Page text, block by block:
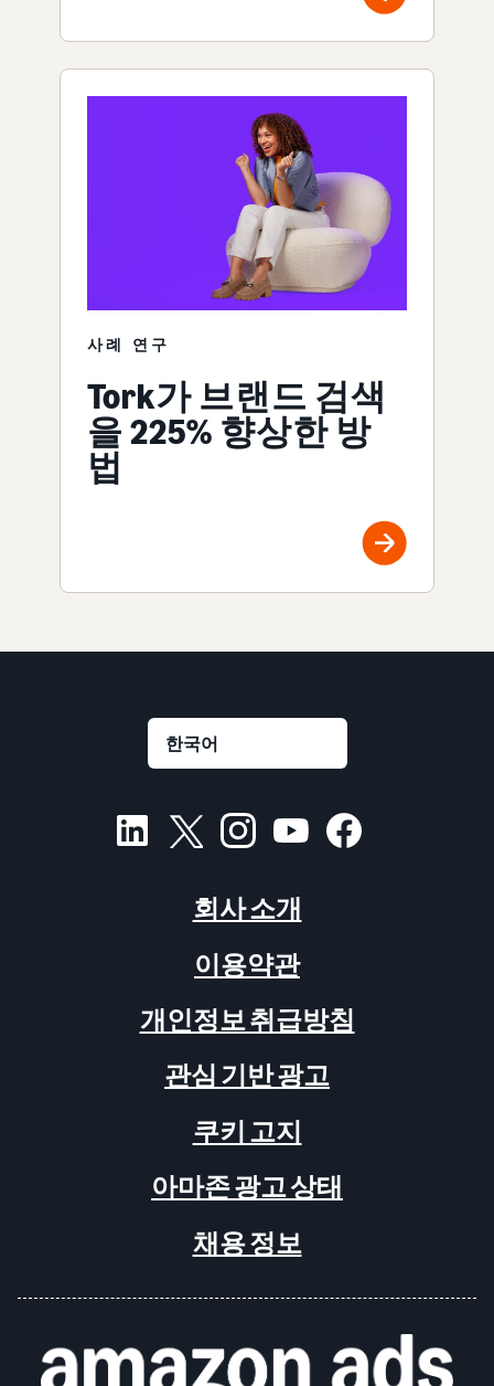
사례 연구
Tork가 브랜드 검색
을 225% 향상한 방
법
회사 소개
이용약관
개인정보 취급방침
관심 기반 광고
쿠키 고지
아마존 광고 상태
채용 정보